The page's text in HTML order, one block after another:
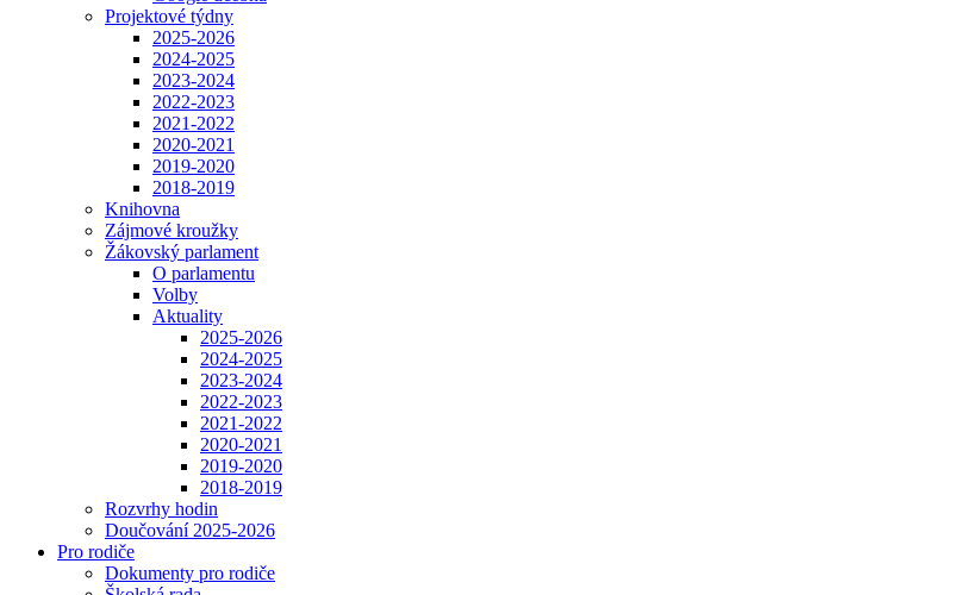
Projektové týdny
2025-2026
2024-2025
2023-2024
2022-2023
2021-2022
2020-2021
2019-2020
2018-2019
Knihovna
Zájmové kroužky
Žákovský parlament
O parlamentu
Volby
Aktuality
2025-2026
2024-2025
2023-2024
2022-2023
2021-2022
2020-2021
2019-2020
2018-2019
Rozvrhy hodin
Doučování 2025-2026
Pro rodiče
Dokumenty pro rodiče